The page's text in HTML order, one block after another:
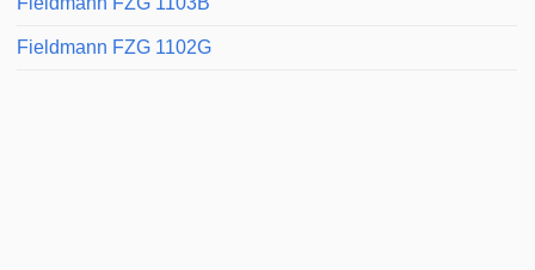
Fieldmann FZG 1102G